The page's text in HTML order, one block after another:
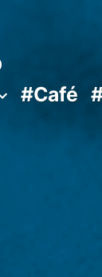
#Café